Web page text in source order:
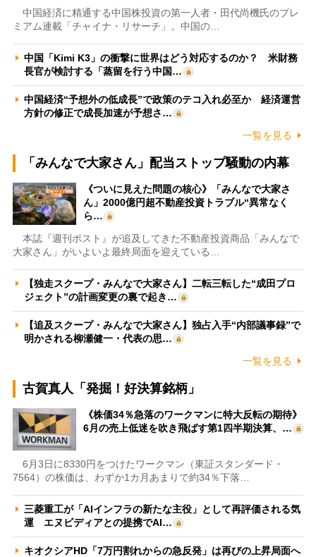
中国経済に精通する中国株投資の第一人者・田代尚機氏のプレ
ミアム連載「チャイナ・リサーチ」。中国の…
中国「Kimi K3」の衝撃に世界はどう対応するのか？ 米財務
長官が検討する「蒸留を行う中国…
中国経済“予想外の低成長”で政策のテコ入れ必至か 経済運営
方針の修正で成長加速が予想さ…
一覧を見る
「みんなで大家さん」配当ストップ騒動の内幕
《ついに見えた問題の核心》「みんなで大家さ
ん」2000億円超不動産投資トラブル“異常なく
ら…
本誌『週刊ポスト』が追及してきた不動産投資商品「みんなで
大家さん」がいよいよ最終局面を迎えている…
【独走スクープ・みんなで大家さん】二転三転した“成田プロ
ジェクト”の計画変更の裏で起き…
【追及スクープ・みんなで大家さん】独占入手“内部議事録”で
明かされる柳瀬健一・代表の思…
一覧を見る
古賀真人「発掘！好決算銘柄」
《株価34％急落のワークマンに特大反転の期待》
6月の売上低迷を吹き飛ばす第1四半期決算、…
6月3日に8330円をつけたワークマン（東証スタンダード・
7564）の株価は、わずか1カ月あまりで約34％下落…
三菱重工が「AIインフラの新たな主役」として再評価される気
運 エヌビディアとの提携でAI…
キオクシアHD「7万円割れからの急反発」は再びの上昇局面へ